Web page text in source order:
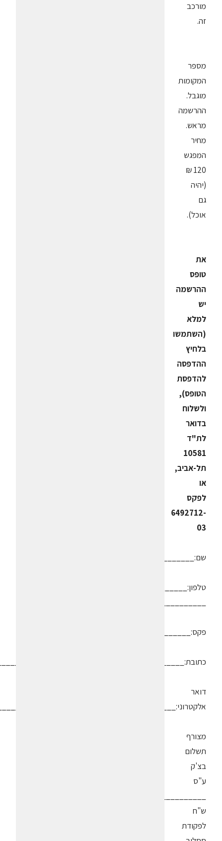
מורכב
זה.
מספר
המקומות
מוגבל.
ההרשמה
מראש.
מחיר
המפגש
120 ₪
(יהיה
גם
אוכל).
את
טופס
ההרשמה
יש
למלא
(השתמשו
בלחיץ
ההדפסה
להדפסת
הטופס),
ולשלוח
בדואר
לת"ד
10581
תל-אביב,
או
לפקס
6492712-
03
שם:_________________________
טלפון:_____________________
פקס:______________________
דואר
מצורף
תשלום
בצ'ק
ע"ס
ש"ח
לפקודת